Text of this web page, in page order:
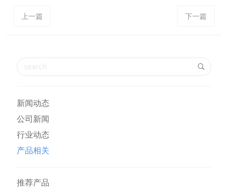
上一篇 下一篇
新闻动态
公司新闻
行业动态
产品相关
推荐产品